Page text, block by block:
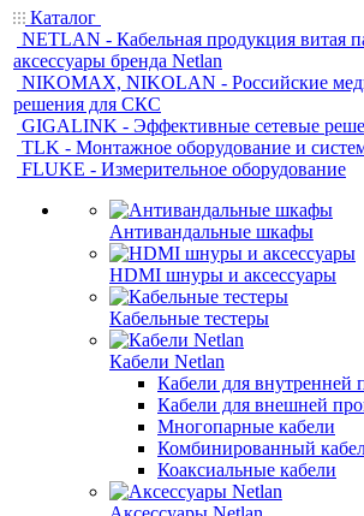
Каталог
NETLAN - Кабельная продукция витая
аксессуары бренда Netlan
NIKOMAX, NIKOLAN - Российские
решения для СКС
GIGALINK - Эффективные сетевые
TLK - Монтажное оборудование и
FLUKE - Измерительное оборудование
Антивандальные шкафы
HDMI шнуры и аксессуары
Кабельные тестеры
Кабели Netlan
Кабели для внутренней
Кабели для внешней
Многопарные кабели
Комбинированный
Коаксиальные кабели